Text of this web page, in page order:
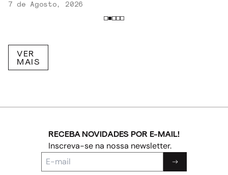
7 de Agosto, 2026
VER
MAIS
RECEBA NOVIDADES POR E-MAIL!
Inscreva-se na nossa newsletter.